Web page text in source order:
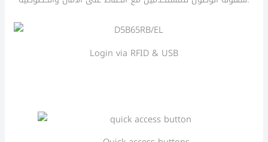
Login via RFID & USB